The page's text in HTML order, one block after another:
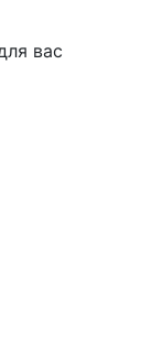
вас